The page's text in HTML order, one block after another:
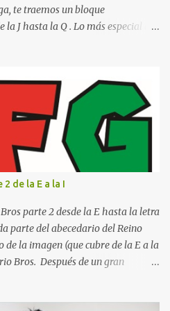
te traemos un bloque
J hasta la Q . Lo más especial de
imágenes individuales en alta
Letras vibrantes : La J y la M en
Tonos azules : La K y la Ñ , que
audaz. Colores secundarios : La L y
la N y la P en un verde
Formas icónicas : No te
ese estilo geométrico tan carac...
de la E a la I
parte 2 desde la E hasta la letra
parte del abecedario del Reino
la imagen (que cubre de la E a la
Bros. Después de un gran